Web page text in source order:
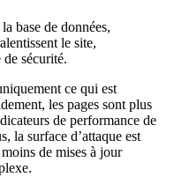
base de données,
le site,
sécurité.
ce qui est
les pages sont plus
de performance de
la surface d’attaque est
de mises à jour